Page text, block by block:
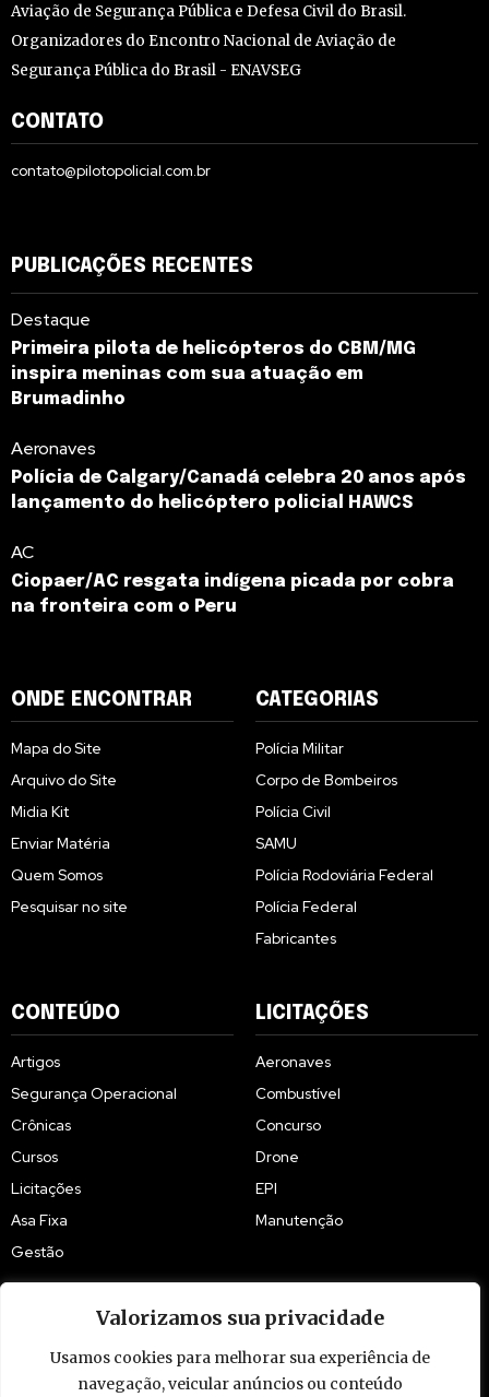
Valorizamos sua privacidade
Usamos cookies para melhorar sua experiência de
navegação, veicular anúncios ou conteúdo
Aviação de Segurança Pública e Defesa Civil do Brasil.
Organizadores do Encontro Nacional de Aviação de
Segurança Pública do Brasil - ENAVSEG
CONTATO
contato@pilotopolicial.com.br
PUBLICAÇÕES RECENTES
Destaque
Primeira pilota de helicópteros do CBM/MG
inspira meninas com sua atuação em
Brumadinho
Aeronaves
Polícia de Calgary/Canadá celebra 20 anos após
lançamento do helicóptero policial HAWCS
AC
Ciopaer/AC resgata indígena picada por cobra
na fronteira com o Peru
ONDE ENCONTRAR
Mapa do Site
Arquivo do Site
Midia Kit
Enviar Matéria
Quem Somos
Pesquisar no site
CATEGORIAS
Polícia Militar
Corpo de Bombeiros
Polícia Civil
SAMU
Polícia Rodoviária Federal
Polícia Federal
Fabricantes
CONTEÚDO
Artigos
Segurança Operacional
Crônicas
Cursos
Licitações
Asa Fixa
Gestão
LICITAÇÕES
Aeronaves
Combustível
Concurso
Drone
EPI
Manutenção
© 2009 - 2026 Piloto Policial. Todos os direitos reservados. Brasil.